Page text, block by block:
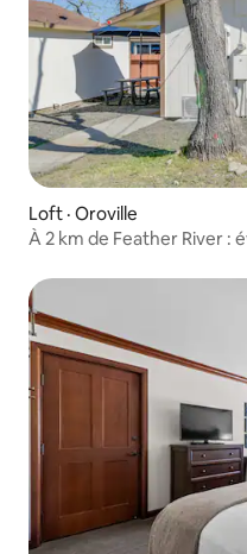
Loft · Oroville
À 2 km de Feather River :